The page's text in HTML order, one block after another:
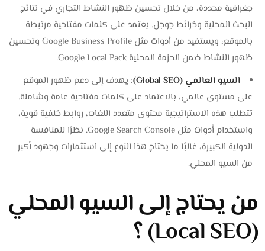
جغرافية محددة، من خلال تحسين ظهور النشاط التجاري في نتائج
البحث المحلية وخرائط جوجل. يعتمد على كلمات مفتاحية مرتبطة
بالموقع، ويستفيد من أدوات مثل Google Business Profile وتحسين
ظهور النشاط ضمن الحزمة المحلية Google Local Pack.
السيو العالمي (Global SEO)
: يهدف إلى دعم ظهور الموقع
على مستوى عالمي، بالاعتماد على كلمات مفتاحية عامة وشاملة.
تتطلب هذه الاستراتيجية محتوى متعدد اللغات، روابط خلفية قوية،
واستخدام أدوات مثل Google Search Console. نظرًا للمنافسة
الدولية الكبيرة، غالبًا ما يحتاج هذا النوع إلى استثمارات وجهود أكبر
من السيو المحلي.
من يحتاج إلى السيو المحلي
(Local SEO) ؟